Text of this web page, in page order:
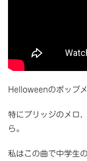
Helloweenのポップ
特にブリッジのメロ
ら。
私はこの曲で中学生